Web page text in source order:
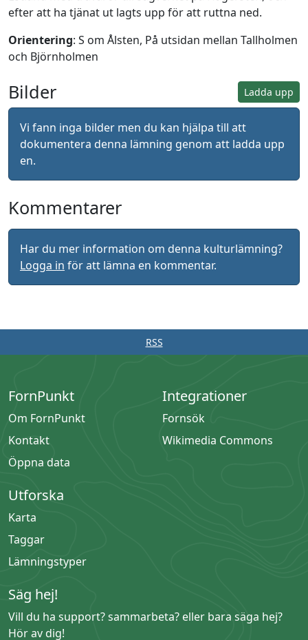
efter att ha tjänat ut lagts upp för att ruttna ned.
Orientering: S om Ålsten, På utsidan mellan Tallholmen
och Björnholmen
Ladda upp
Bilder
Vi fann inga bilder men du kan hjälpa till att
dokumentera denna lämning genom att ladda upp
en.
Kommentarer
Har du mer information om denna kulturlämning?
Logga in för att lämna en kommentar.
RSS
FornPunkt
Om FornPunkt
Kontakt
Öppna data
Integrationer
Fornsök
Wikimedia Commons
Utforska
Karta
Taggar
Lämningstyper
Säg hej!
Vill du ha support? sammarbeta? eller bara säga hej?
Hör av dig!